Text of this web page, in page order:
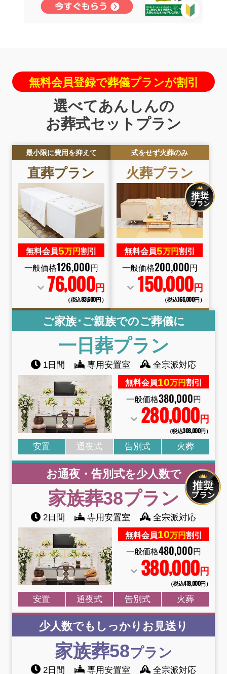
無料会員登録で葬儀プランが割引
選べてあんしんの
お葬式セットプラン
最小限に費用を抑えて
直葬プラン
無料会員5万円割引
一般価格126,000円
76,000円
（税込83,600円）
式をせず火葬のみ
火葬プラン
無料会員5万円割引
一般価格200,000円
150,000円
（税込165,000円）
ご家族･ご親族でのご葬儀に
一日葬プラン
1日間 専用安置室 全宗派対応
無料会員10万円割引
一般価格380,000円
280,000円
（税込308,000円）
安置 通夜式 告別式 火葬
お通夜・告別式を少人数で
家族葬38プラン
2日間 専用安置室 全宗派対応
無料会員10万円割引
一般価格480,000円
380,000円
（税込418,000円）
安置 通夜式 告別式 火葬
少人数でもしっかりお見送り
家族葬58プラン
2日間 専用安置室 全宗派対応